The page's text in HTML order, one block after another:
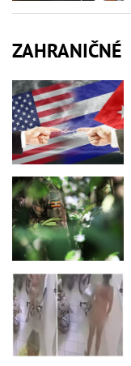
ZAHRANIČNÉ